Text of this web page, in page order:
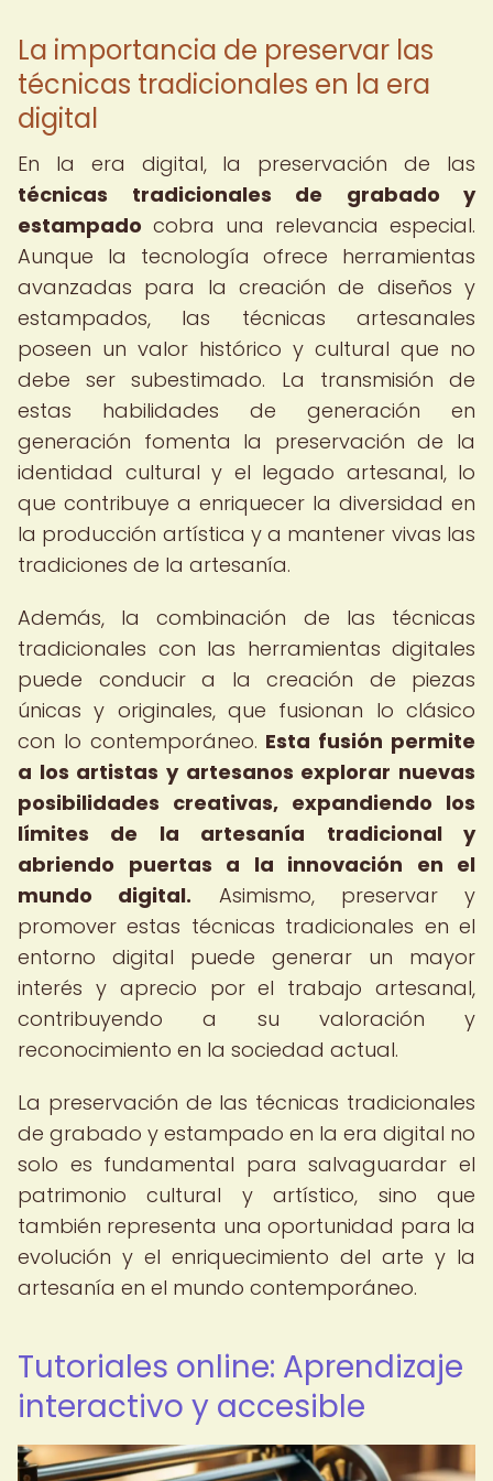
La importancia de preservar las
técnicas tradicionales en la era
digital
En la era digital, la preservación de las
técnicas tradicionales de grabado y
estampado cobra una relevancia especial.
Aunque la tecnología ofrece herramientas
avanzadas para la creación de diseños y
estampados, las técnicas artesanales
poseen un valor histórico y cultural que no
debe ser subestimado. La transmisión de
estas habilidades de generación en
generación fomenta la preservación de la
identidad cultural y el legado artesanal, lo
que contribuye a enriquecer la diversidad en
la producción artística y a mantener vivas las
tradiciones de la artesanía.
Además, la combinación de las técnicas
tradicionales con las herramientas digitales
puede conducir a la creación de piezas
únicas y originales, que fusionan lo clásico
con lo contemporáneo. Esta fusión permite
a los artistas y artesanos explorar nuevas
posibilidades creativas, expandiendo los
límites de la artesanía tradicional y
abriendo puertas a la innovación en el
mundo digital. Asimismo, preservar y
promover estas técnicas tradicionales en el
entorno digital puede generar un mayor
interés y aprecio por el trabajo artesanal,
contribuyendo a su valoración y
reconocimiento en la sociedad actual.
La preservación de las técnicas tradicionales
de grabado y estampado en la era digital no
solo es fundamental para salvaguardar el
patrimonio cultural y artístico, sino que
también representa una oportunidad para la
evolución y el enriquecimiento del arte y la
artesanía en el mundo contemporáneo.
Tutoriales online: Aprendizaje
interactivo y accesible